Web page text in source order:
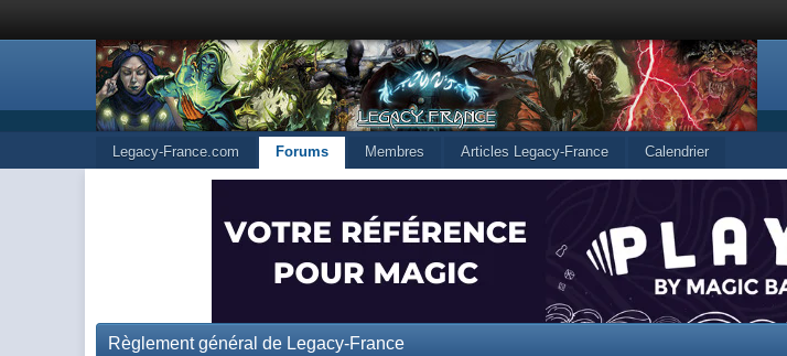
Legacy-France.com Forums Membres Articles Legacy-France Calendrier
Règlement général de Legacy-France